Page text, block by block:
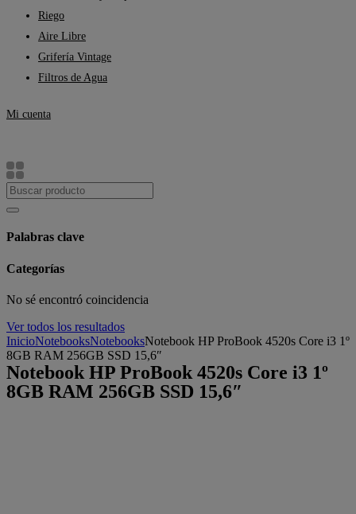
Riego
Aire Libre
Grifería Vintage
Filtros de Agua
Mi cuenta
Palabras clave
Categorías
No sé encontró coincidencia
Ver todos los resultados
InicioNotebooksNotebooksNotebook HP ProBook 4520s Core i3 1º
8GB RAM 256GB SSD 15,6″
Notebook HP ProBook 4520s Core i3 1º
8GB RAM 256GB SSD 15,6″